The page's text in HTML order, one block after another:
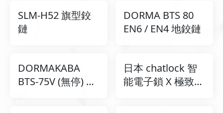
SLM-H52 旗型鉸
鏈
DORMA BTS 80
EN6 / EN4 地鉸鏈
DORMAKABA
BTS-75V (無停) 地
日本 chatlock 智
能電子鎖 X 極致奢